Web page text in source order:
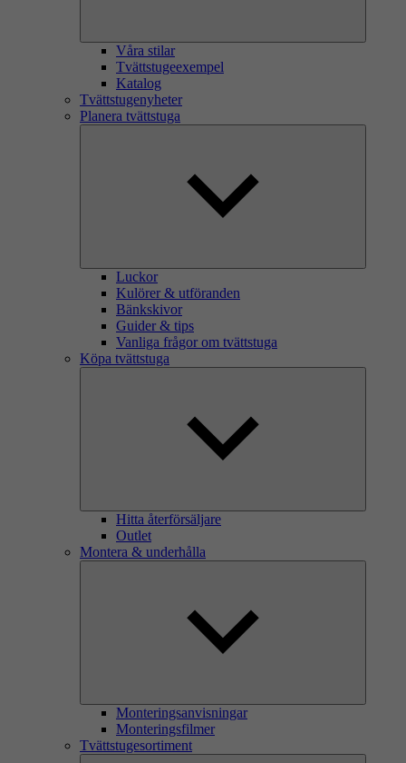
Våra stilar
Tvättstugeexempel
Katalog
Tvättstugenyheter
Planera tvättstuga
Luckor
Kulörer & utföranden
Bänkskivor
Guider & tips
Vanliga frågor om tvättstuga
Köpa tvättstuga
Hitta återförsäljare
Outlet
Montera & underhålla
Monteringsanvisningar
Monteringsfilmer
Tvättstugesortiment